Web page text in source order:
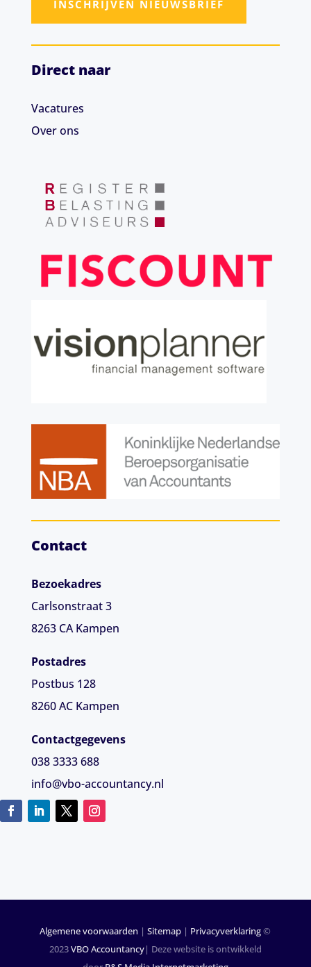
INSCHRIJVEN NIEUWSBRIEF
Direct naar
Vacatures
Over ons
Contact
Bezoekadres
Carlsonstraat 3
8263 CA Kampen
Postadres
Postbus 128
8260 AC Kampen
Contactgegevens
038 3333 688
info@vbo-accountancy.nl
Algemene voorwaarden |Sitemap | Privacyverklaring©
2023VBO Accountancy| Deze website is ontwikkeld